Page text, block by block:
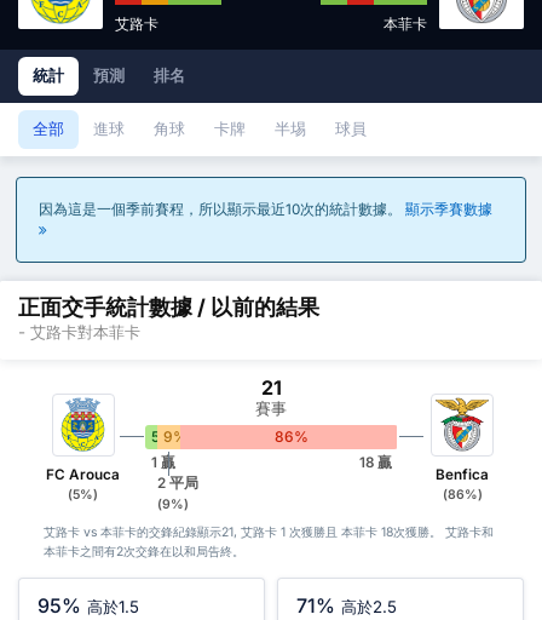
艾路卡 本菲卡
統計 預測 排名
全部 進球 角球 卡牌 半埸 球員
因為這是一個季前賽程，所以顯示最近10次的統計數據。 顯示季賽數據
正面交手統計數據 / 以前的結果
- 艾路卡對本菲卡
FC Arouca
(5%)
21
賽事
5%9% 86%
1 贏
2 平局
(9%)
18 贏
Benfica
(86%)
艾路卡 vs 本菲卡的交鋒紀錄顯示21, 艾路卡 1 次獲勝且 本菲卡 18次獲勝。 艾路卡和
本菲卡之間有2次交鋒在以和局告終。
95% 高於1.5 71% 高於2.5